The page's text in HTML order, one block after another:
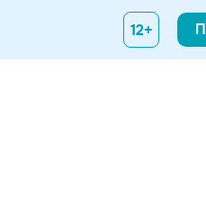
12+
группы : Johnny